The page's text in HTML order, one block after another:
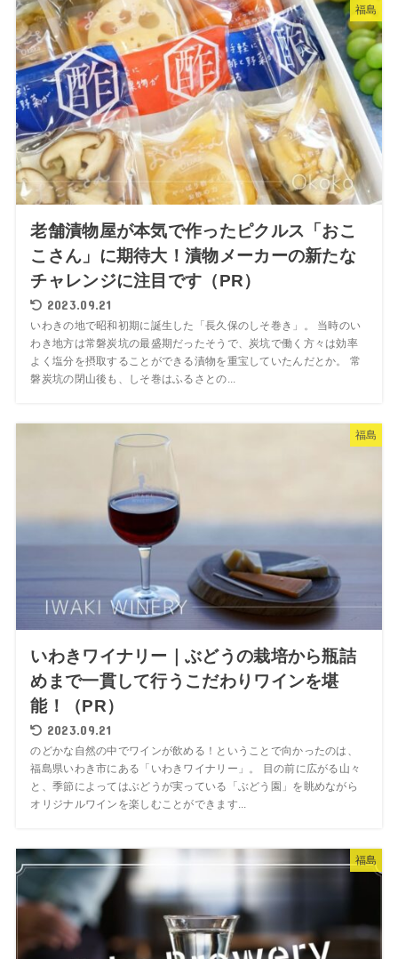
福島
老舗漬物屋が本気で作ったピクルス「おこ
こさん」に期待大！漬物メーカーの新たな
チャレンジに注目です（PR）
2023.09.21
いわきの地で昭和初期に誕生した「長久保のしそ巻き」。 当時のい
わき地方は常磐炭坑の最盛期だったそうで、炭坑で働く方々は効率
よく塩分を摂取することができる漬物を重宝していたんだとか。 常
磐炭坑の閉山後も、しそ巻はふるさとの...
福島
いわきワイナリー｜ぶどうの栽培から瓶詰
めまで一貫して行うこだわりワインを堪
能！（PR）
2023.09.21
のどかな自然の中でワインが飲める！ということで向かったのは、
福島県いわき市にある「いわきワイナリー」。 目の前に広がる山々
と、季節によってはぶどうが実っている「ぶどう園」を眺めながら
オリジナルワインを楽しむことができます...
福島